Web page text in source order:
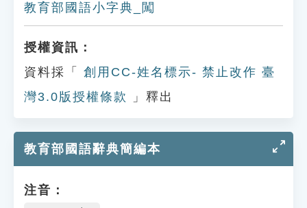
教育部國語小字典_闖
授權資訊：
資料採「
創用CC-姓名標示- 禁止改作 臺
灣3.0版授權條款
」釋出
教育部國語辭典簡編本
注音：